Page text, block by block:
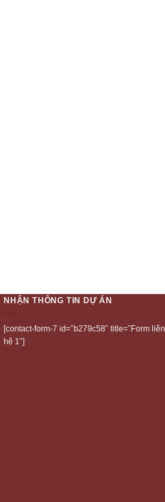
NHẬN THÔNG TIN DỰ ÁN
[contact-form-7 id="b279c58" title="Form liên
hệ 1"]